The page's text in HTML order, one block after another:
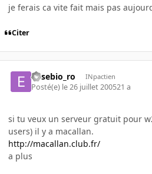
je ferais ca vite fait mais pas
Citer
eusebio_ro INpactien
Posté(e) le 26 juillet 200521 a
si tu veux un serveur gratuit pour
users) il y a macallan.
http://macallan.club.fr/
a plus